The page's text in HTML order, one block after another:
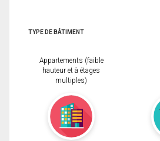
TYPE DE BÂTIMENT
Appartements (faible
hauteur et à étages
multiples)